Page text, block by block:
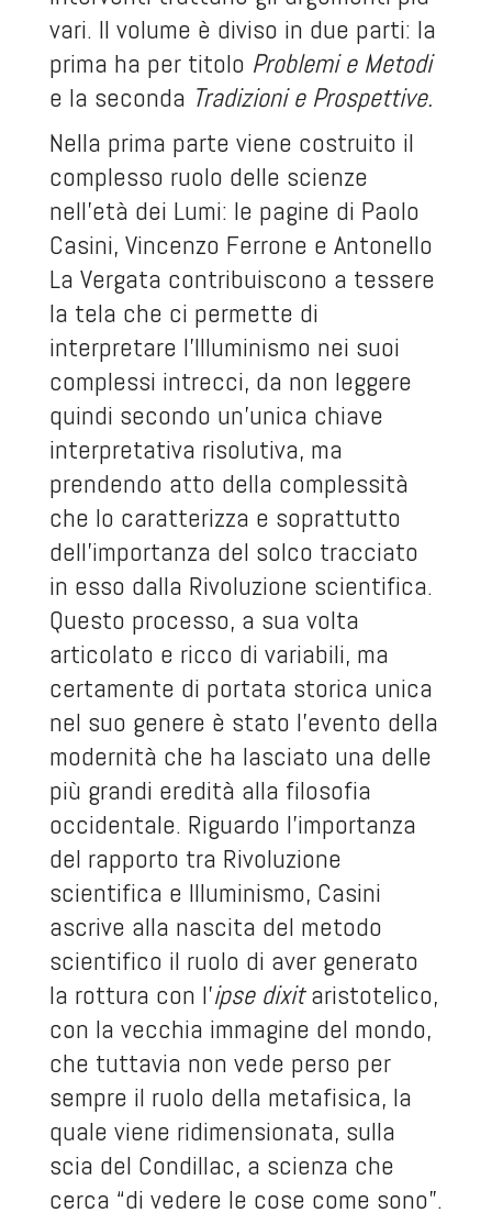
vari. Il volume è diviso in due parti: la
prima ha per titolo Problemi e Metodi
e la seconda Tradizioni e Prospettive.
Nella prima parte viene costruito il
complesso ruolo delle scienze
nell’età dei Lumi: le pagine di Paolo
Casini, Vincenzo Ferrone e Antonello
La Vergata contribuiscono a tessere
la tela che ci permette di
interpretare l’Illuminismo nei suoi
complessi intrecci, da non leggere
quindi secondo un’unica chiave
interpretativa risolutiva, ma
prendendo atto della complessità
che lo caratterizza e soprattutto
dell’importanza del solco tracciato
in esso dalla Rivoluzione scientifica.
Questo processo, a sua volta
articolato e ricco di variabili, ma
certamente di portata storica unica
nel suo genere è stato l’evento della
modernità che ha lasciato una delle
più grandi eredità alla filosofia
occidentale. Riguardo l’importanza
del rapporto tra Rivoluzione
scientifica e Illuminismo, Casini
ascrive alla nascita del metodo
scientifico il ruolo di aver generato
la rottura con l’ipse dixitaristotelico,
con la vecchia immagine del mondo,
che tuttavia non vede perso per
sempre il ruolo della metafisica, la
quale viene ridimensionata, sulla
scia del Condillac, a scienza che
cerca “di vedere le cose come sono”.